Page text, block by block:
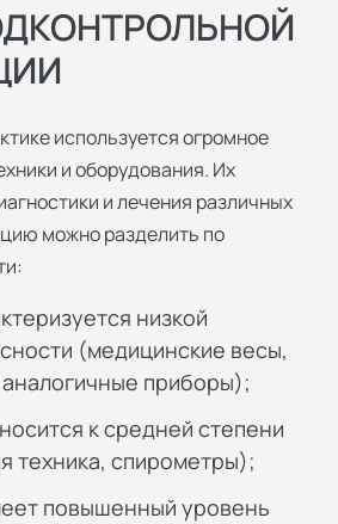
используется огромное
и оборудования. Их
и лечения различных
можно разделить по
низкой
(медицинские весы,
приборы);
к средней степени
техника, спирометры);
повышенный уровень